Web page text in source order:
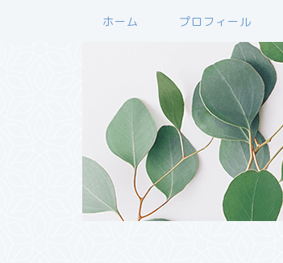
ホーム プロフィール